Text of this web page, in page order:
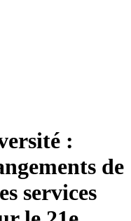
:
de
services